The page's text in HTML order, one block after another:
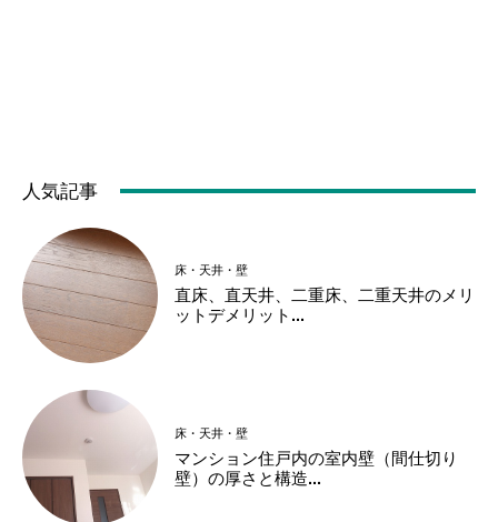
人気記事
床・天井・壁
直床、直天井、二重床、二重天井のメリ
ットデメリット...
床・天井・壁
マンション住戸内の室内壁（間仕切り
壁）の厚さと構造...